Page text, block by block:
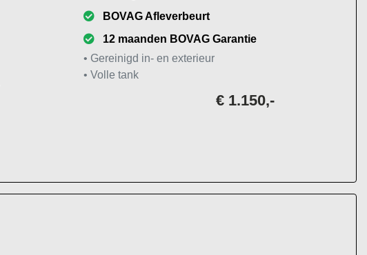
BOVAG Afleverbeurt
12 maanden BOVAG Garantie
• Gereinigd in- en exterieur
• Volle tank
€ 1.150,-